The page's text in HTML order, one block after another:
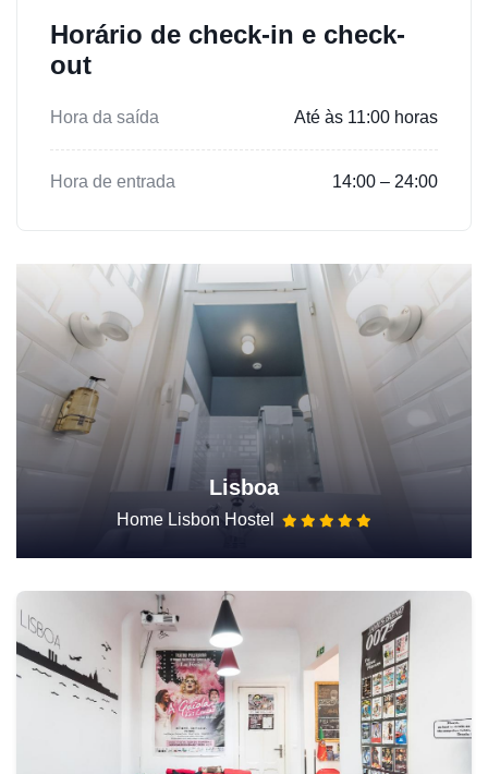
Horário de check-in e check-
out
Hora da saída Até às 11:00 horas
Hora de entrada 14:00 – 24:00
Lisboa
Home Lisbon Hostel